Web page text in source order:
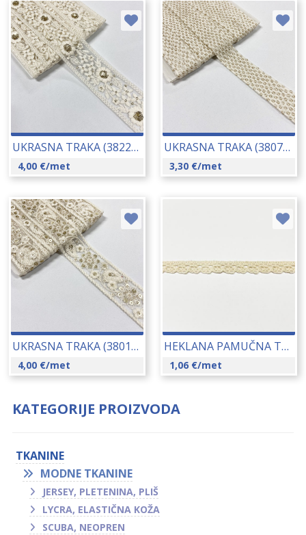
UKRASNA TRAKA (3822) CCA 50 MM 23003
4,00 €/met
UKRASNA TRAKA (3807) CCA 28 MM 23020
3,30 €/met
UKRASNA TRAKA (3801) CCA 40 MM 23017
4,00 €/met
HEKLANA PAMUČNA TRAKA (9510) CCA 13 MM 17272
1,06 €/met
KATEGORIJE PROIZVODA
TKANINE
MODNE TKANINE
JERSEY, PLETENINA, PLIŠ
LYCRA, ELASTIČNA KOŽA
SCUBA, NEOPREN